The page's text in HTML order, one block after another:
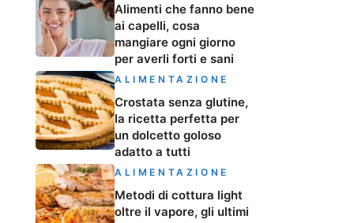
Alimenti che fanno bene
ai capelli, cosa
mangiare ogni giorno
per averli forti e sani
ALIMENTAZIONE
Crostata senza glutine,
la ricetta perfetta per
un dolcetto goloso
adatto a tutti
ALIMENTAZIONE
Metodi di cottura light
oltre il vapore, gli ultimi